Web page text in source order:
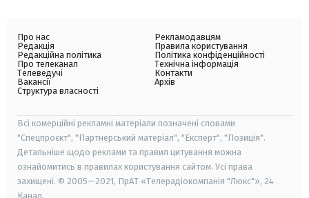
Про нас
Редакція
Редакційна політика
Про телеканал
Телеведучі
Вакансії
Структура власності
Рекламодавцям
Правила користування
Політика конфіденційності
Технічна інформація
Контакти
Архів
Всі комерційні рекламні матеріали позначені словами
"Спецпроєкт", "Партнерський матеріал", "Експерт", "Позиція".
Детальніше щодо реклами та правил цитування можна
ознайомитись в правилах користування сайтом. Усі права
захищені. © 2005—2021, ПрАТ «Телерадіокомпанія "Люкс"», 24
Канал.